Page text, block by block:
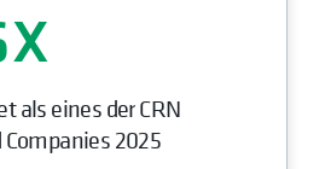
als eines der CRN
Companies 2025